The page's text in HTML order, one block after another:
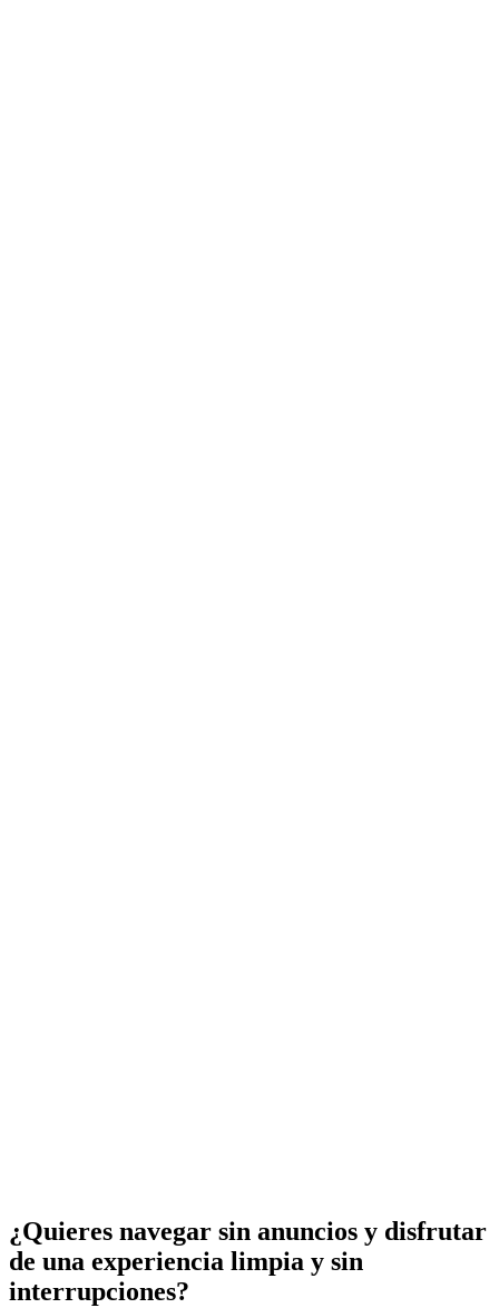
¿Quieres navegar sin anuncios y disfrutar
de una experiencia limpia y sin
interrupciones?